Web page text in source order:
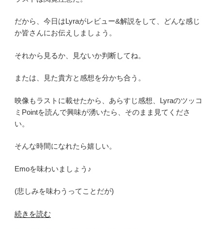
だから、今日はLyraがレビュー&解説をして、どんな感じ
か皆さんにお伝えしましょう。
それから見るか、見ないか判断してね。
または、見た貴方と感想を分かち合う。
映像もラストに載せたから、あらすじ感想、Lyraのツッコ
ミPointを読んで興味が湧いたら、そのまま見てくださ
い。
そんな時間になれたら嬉しい。
Emoを味わいましょう♪
(悲しみを味わうってことだが)
“【Downfalls
続きを読む